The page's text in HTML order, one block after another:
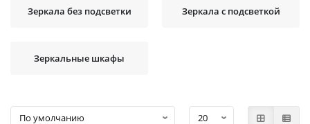
Зеркала без подсветки Зеркала с подсветкой
Зеркальные шкафы